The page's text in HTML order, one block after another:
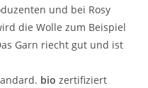
und bei Rosy
die Wolle zum Beispiel
Garn riecht gut und ist
bio zertifiziert